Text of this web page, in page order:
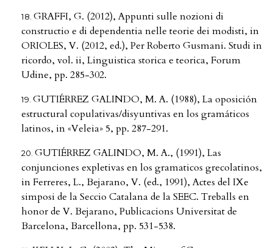
GRAFFI, G. (2012), Appunti sulle nozioni di
constructio e di dependentia nelle teorie dei modisti, in
ORIOLES, V. (2012, ed.), Per Roberto Gusmani. Studi in
ricordo, vol. ii, Linguistica storica e teorica, Forum
Udine, pp. 285-302.
GUTIÉRREZ GALINDO, M. A. (1988), La oposición
estructural copulativas/disyuntivas en los gramáticos
latinos, in «Veleia» 5, pp. 287-291.
GUTIÉRREZ GALINDO, M. A., (1991), Las
conjunciones expletivas en los gramaticos grecolatinos,
in Ferreres, L., Bejarano, V. (ed., 1991), Actes del IXe
simposi de la Seccio Catalana de la SEEC. Treballs en
honor de V. Bejarano, Publicacions Universitat de
Barcelona, Barcellona, pp. 531-538.